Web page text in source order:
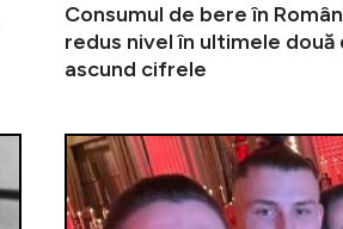
Consumul de bere în
redus nivel în ultimele două
ascund cifrele